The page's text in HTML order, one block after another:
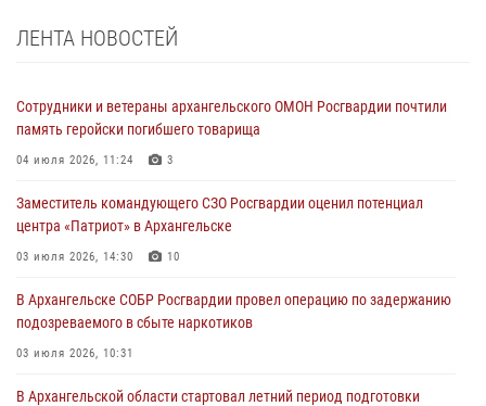
ЛЕНТА НОВОСТЕЙ
Сотрудники и ветераны архангельского ОМОН Росгвардии почтили
память геройски погибшего товарища
04 июля 2026, 11:24 3
Заместитель командующего СЗО Росгвардии оценил потенциал
центра «Патриот» в Архангельске
03 июля 2026, 14:30 10
В Архангельске СОБР Росгвардии провел операцию по задержанию
подозреваемого в сбыте наркотиков
03 июля 2026, 10:31
В Архангельской области стартовал летний период подготовки